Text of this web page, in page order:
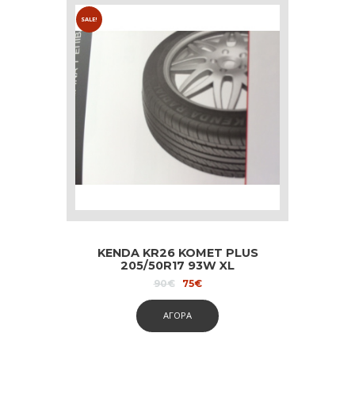
SALE!
KENDA KR26 KOMET PLUS
205/50R17 93W XL
90€
Original
90€.
75€Current
is:
75€.
ΑΓΟΡΑ